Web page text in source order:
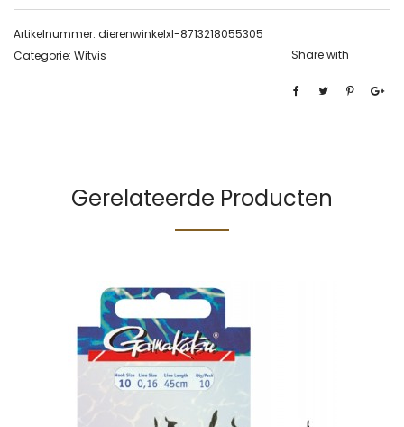
Artikelnummer: dierenwinkelxl-8713218055305
Categorie: Witvis Share with
Gerelateerde Producten